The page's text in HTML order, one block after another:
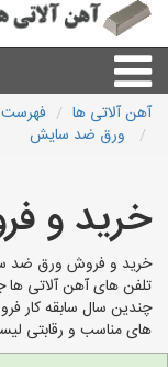
آهن آلاتی ها فهرست
ورق ضد سایش
خرید و
خرید و فروش ورق ضد
تلفن های آهن آلاتی
چندین سال سابقه کار
های مناسب و رقابتی